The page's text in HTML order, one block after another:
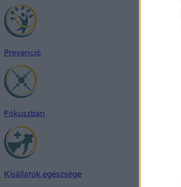
Prevenció
Fókuszban
Kisállatok egészsége